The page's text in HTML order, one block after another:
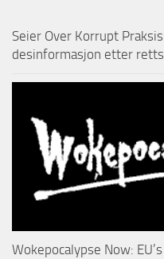
Seier Over Korrupt
desinformasjon etter
Wokepocalypse Now: